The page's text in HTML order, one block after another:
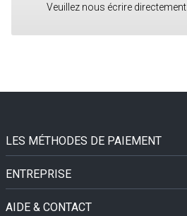
Veuillez nous écrire directement
LES MÉTHODES DE PAIEMENT
ENTREPRISE
AIDE & CONTACT